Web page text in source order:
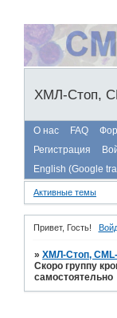
ХМЛ-Стоп,
О нас FAQ
Регистрация
English (Google
Активные темы
Привет, Гость!
»ХМЛ-Стоп,
Скоро группу
самостоятельно